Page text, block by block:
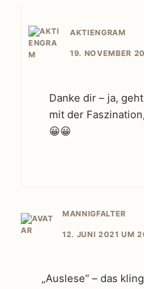
AKTIENGRAM
19. NOVEMBER
Danke dir – ja,
mit der
😀😀
MANNIGFALTER
12. JUNI 2021 UM
„Auslese“ – das